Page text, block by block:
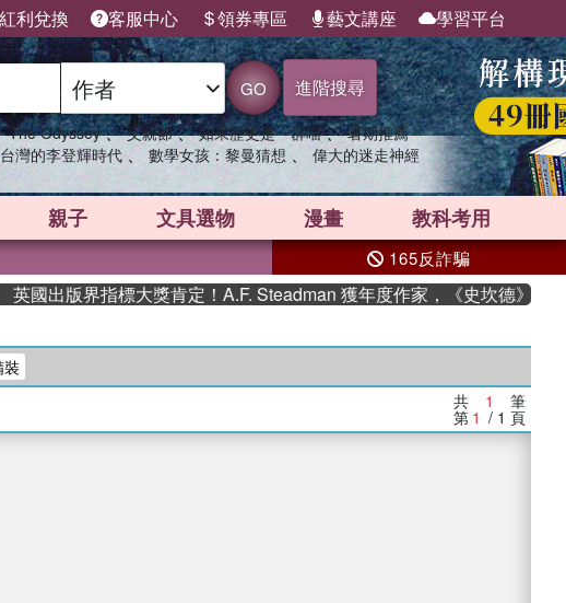
紅利兌換 客服中心 領券專區 藝文講座 學習平台
GO 進階搜尋
The Odyssey 、 父親節 、 如果歷史是一群喵 、 暑期推薦
台灣的李登輝時代 、 數學女孩：黎曼猜想 、 偉大的迷走神經
親子 文具選物 漫畫 教科考用
165反詐騙
國出版界指標大獎肯定！A.F. Steadman 獲年度作家，《史坎德》系列
裝
共 1 筆
第 1 / 1 頁